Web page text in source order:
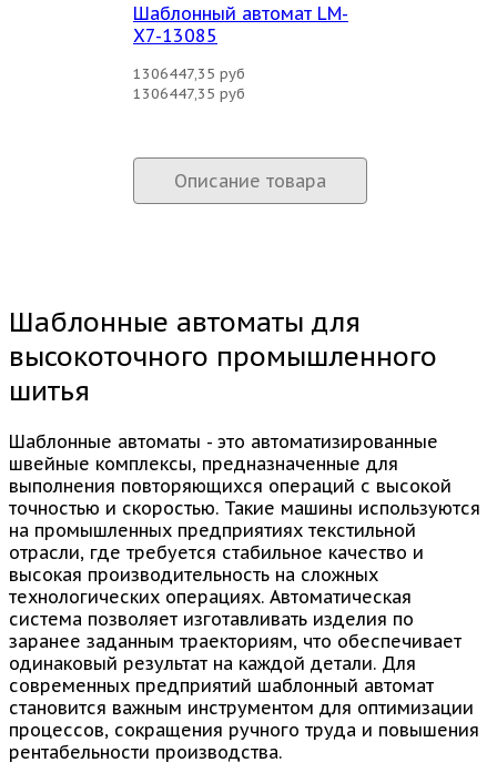
Шаблонный автомат LM-
X7-13085
1306447,35 руб
1306447,35 руб
Описание товара
Шаблонные автоматы для
высокоточного промышленного
шитья
Шаблонные автоматы - это автоматизированные
швейные комплексы, предназначенные для
выполнения повторяющихся операций с высокой
точностью и скоростью. Такие машины используются
на промышленных предприятиях текстильной
отрасли, где требуется стабильное качество и
высокая производительность на сложных
технологических операциях. Автоматическая
система позволяет изготавливать изделия по
заранее заданным траекториям, что обеспечивает
одинаковый результат на каждой детали. Для
современных предприятий шаблонный автомат
становится важным инструментом для оптимизации
процессов, сокращения ручного труда и повышения
рентабельности производства.